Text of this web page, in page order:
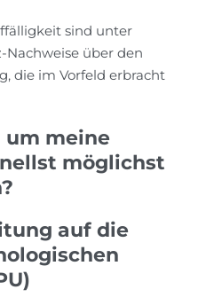
sind unter
über den
die im Vorfeld erbracht
um meine
möglichst
auf die